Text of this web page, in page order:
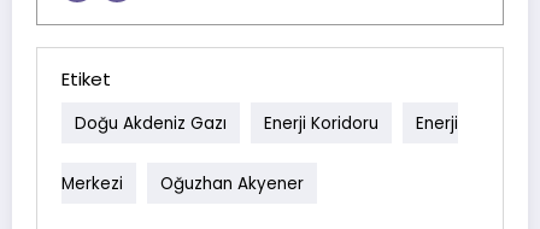
Etiket
Doğu Akdeniz Gazı Enerji Koridoru Enerji
Merkezi Oğuzhan Akyener